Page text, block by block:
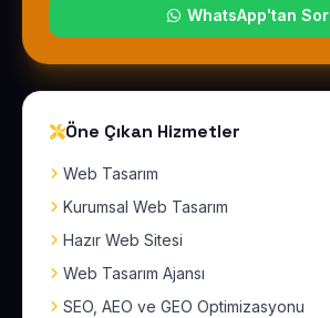
WhatsApp'tan Sor
Öne Çıkan Hizmetler
Web Tasarım
Kurumsal Web Tasarım
Hazır Web Sitesi
Web Tasarım Ajansı
SEO, AEO ve GEO Optimizasyonu